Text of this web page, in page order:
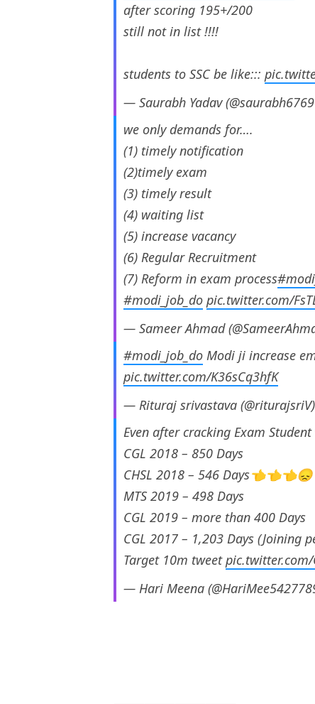
after scoring 195+/200
still not in list !!!!
students to SSC be like:::
— Saurabh Yadav
we only demands for….
(1) timely notification
(2)timely exam
(3) timely result
(4) waiting list
(5) increase vacancy
(6) Regular Recruitment
(7) Reform in exam process
#modi_job_do pic.twitter.com/
— Sameer Ahmad
#modi_job_do Modi ji increase
pic.twitter.com/K36sCq3hfK
— Rituraj srivastava (@riturajsriV)
Even after cracking Exam
CGL 2018 – 850 Days
CHSL 2018 – 546 Days👈👈👈😞
MTS 2019 – 498 Days
CGL 2019 – more than 400 Days
CGL 2017 – 1,203 Days (Joining
Target 10m tweetpic.twitter.com/
— Hari Meena